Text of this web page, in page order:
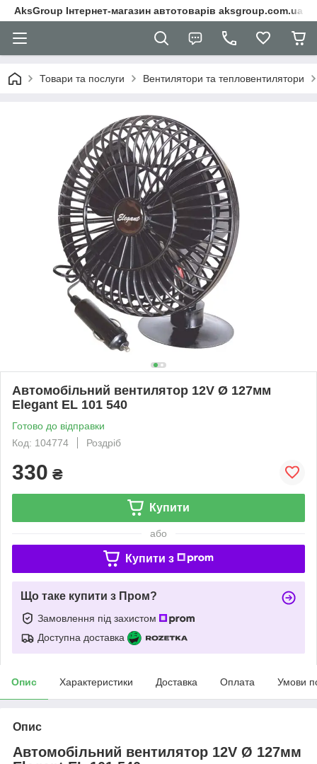
AksGroup Інтернет-магазин автотоварів aksgroup.com.ua
Товари та послуги Вентилятори та тепловентилятори
Автомобільний вентилятор 12V Ø 127мм
Elegant EL 101 540
Готово до відправки
Код: 104774
Роздріб
330 ₴
Купити
або
Купити з
Що таке купити з Пром?
Замовлення під захистом
Доступна доставка
Опис Характеристики Доставка Оплата Умови
Опис
Автомобільний вентилятор 12V Ø 127мм